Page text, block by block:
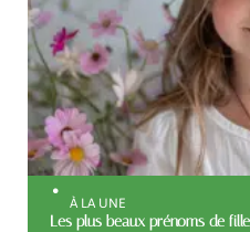
À LA UNE
Les plus beaux prénoms de